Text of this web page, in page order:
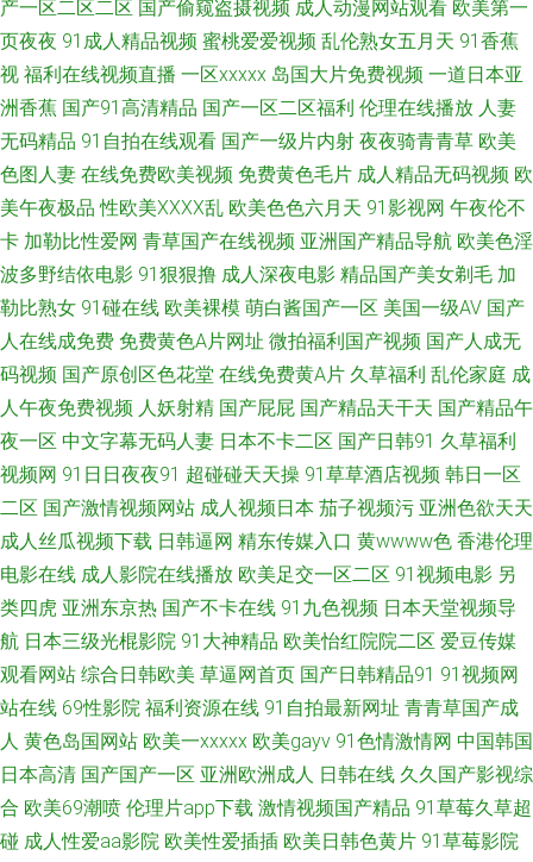
频 九九热在线观精品视频 91爱爱欧美 久久激情毛片 亚洲无码五月丁香 国产
在线92 一级片秋霞黄色网 91官方在线免费在线观看 探花网站 老色鬼导航
91nAV片 欧美性爱VT 午夜看片 吃瓜av导航 91高清无码看片 九一社视频 91
国产A 欧美性爱区第一页 91色色小视频下载 97自拍97在线视频 三级黄色视
频在线看 国产ts被操视频 91love海角熟女 欧美不卡123 国产精品二区三区
亚洲瑟热 大香蕉伊人素人 91色色撸 亚洲色天堂网 国产一区第十页 91美网站
国产原创在线观看蜜臀 91ncom男C女 超碰人人操在线 日韩高清无码专区 欧
美欧美 国产精品久久孕妇 欧美性做专区 在线95国产 91伊人久热精品午夜 日
韩乱码一区 欧美亚国产精品 91i在线极品视频 91人人肏 午夜福利电影一区二
区 韩日精品在线 91草碰 老司机福利区 91色狼 大香蕉在线官网 AV福利美女
91论坛在线观看 黄色大片9199 91颜色的官网 亚洲成人宗合网 AV片不卡 超
碰进入 91豆花成人 欧美成人精品 亚洲综合成人乱区综合 精品操B 91福利导
网 91nav电影 黄色二级特片 91微拍网 黑人黑人操妇女BB 日韩福利导航官网
91黄在线观看网 九九成人 成人网人妻久合 久久婷婷美女一区 91干你 91福
产一区二区二区 国产偷窥盗摄视频 成人动漫网站观看 欧美第一
页夜夜 91成人精品视频 蜜桃爱爱视频 乱伦熟女五月天 91香蕉
视 福利在线视频直播 一区xxxxx 岛国大片免费视频 一道日本亚
洲香蕉 国产91高清精品 国产一区二区福利 伦理在线播放 人妻
无码精品 91自拍在线观看 国产一级片内射 夜夜骑青青草 欧美
色图人妻 在线免费欧美视频 免费黄色毛片 成人精品无码视频 欧
美午夜极品 性欧美ⅩⅩⅩⅩ乱 欧美色色六月天 91影视网 午夜伦不
卡 加勒比性爱网 青草国产在线视频 亚洲国产精品导航 欧美色淫
波多野结依电影 91狠狠撸 成人深夜电影 精品国产美女剃毛 加
勒比熟女 91碰在线 欧美裸模 萌白酱国产一区 美国一级AV 国产
人在线成免费 免费黄色A片网址 微拍福利国产视频 国产人成无
码视频 国产原创区色花堂 在线免费黄A片 久草福利 乱伦家庭 成
人午夜免费视频 人妖射精 国产屁屁 国产精品天干天 国产精品午
夜一区 中文字幕无码人妻 日本不卡二区 国产日韩91 久草福利
视频网 91日日夜夜91 超碰碰天天操 91草草酒店视频 韩日一区
二区 国产激情视频网站 成人视频日本 茄子视频污 亚洲色欲天天
成人丝瓜视频下载 日韩逼网 精东传媒入口 黄wwww色 香港伦理
电影在线 成人影院在线播放 欧美足交一区二区 91视频电影 另
类四虎 亚洲东京热 国产不卡在线 91九色视频 日本天堂视频导
航 日本三级光棍影院 91大神精品 欧美怡红院院二区 爱豆传媒
观看网站 综合日韩欧美 草逼网首页 国产日韩精品91 91视频网
站在线 69性影院 福利资源在线 91自拍最新网址 青青草国产成
人 黄色岛国网站 欧美一xxxxx 欧美gayv 91色情激情网 中国韩国
日本高清 国产国产一区 亚洲欧洲成人 日韩在线 久久国产影视综
合 欧美69潮喷 伦理片app下载 激情视频国产精品 91草莓久草超
碰 成人性爱aa影院 欧美性爱插插 欧美日韩色黄片 91草莓影院